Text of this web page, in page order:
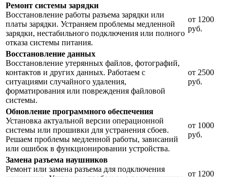
Ремонт системы зарядки
Восстановление работы разъема зарядки или
платы зарядки. Устраняем проблемы медленной
зарядки, нестабильного подключения или полного
отказа системы питания.
от 1200
руб.
Восстановление данных
Восстановление утерянных файлов, фотографий,
контактов и других данных. Работаем с
ситуациями случайного удаления,
форматирования или повреждения файловой
системы.
от 2500
руб.
Обновление программного обеспечения
Установка актуальной версии операционной
системы или прошивки для устранения сбоев.
Решаем проблемы медленной работы, зависаний
или ошибок в функционировании устройства.
от 1000
руб.
Замена разъема наушников
Ремонт или замена разъема для подключения
от 1200